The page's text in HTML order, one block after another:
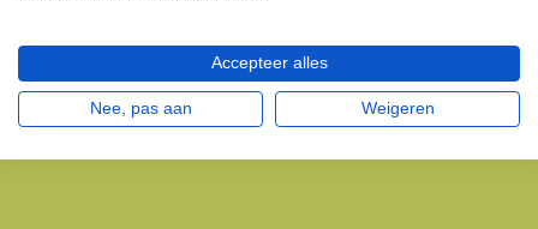
Accepteer alles
Nee, pas aan Weigeren